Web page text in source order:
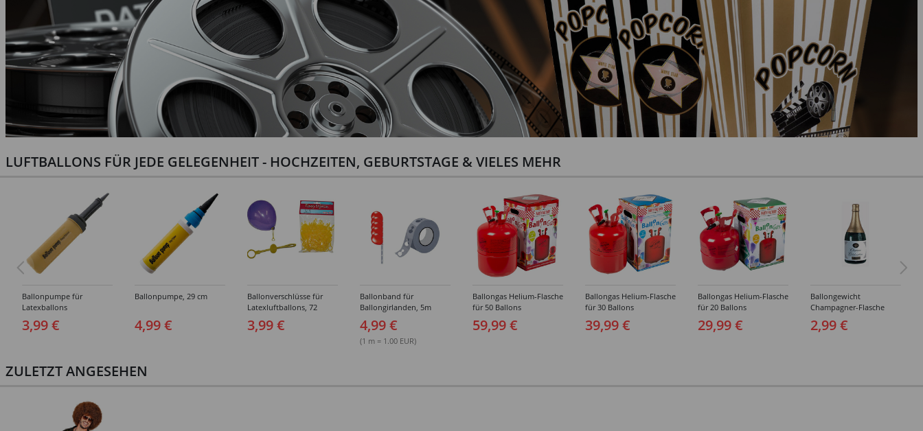
LUFTBALLONS FÜR JEDE GELEGENHEIT - HOCHZEITEN, GEBURTSTAGE & VIELES MEHR
Ballonpumpe für
Latexballons
3,99 €
Ballonpumpe, 29 cm
4,99 €
Ballonverschlüsse für
Latexluftballons, 72
Stück
3,99 €
Ballonband für
Ballongirlanden, 5m
Deko-Band aus PVC
4,99 €
(1 m = 1.00 EUR)
Ballongas Helium-Flasche
für 50 Ballons
59,99 €
Ballongas Helium-Flasche
für 30 Ballons
39,99 €
Ballongas Helium-Flasche
für 20 Ballons
29,99 €
Ballongewicht
Champagner-Flasche
2,99 €
ZULETZT ANGESEHEN